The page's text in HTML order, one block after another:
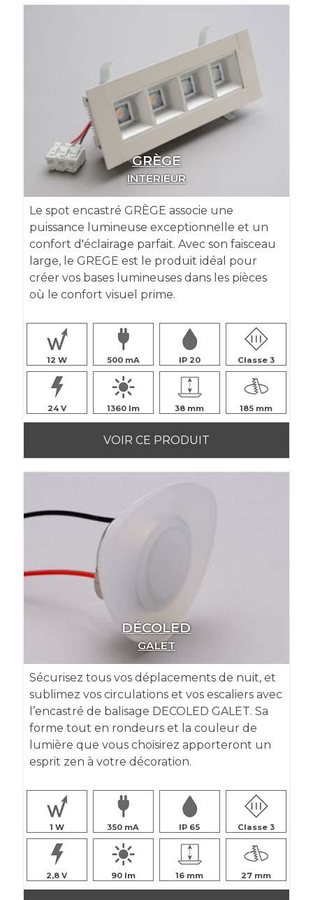
GRÈGE
INTÉRIEUR
Le spot encastré GRÈGE associe une
puissance lumineuse exceptionnelle et un
confort d'éclairage parfait. Avec son faisceau
large, le GREGE est le produit idéal pour
créer vos bases lumineuses dans les pièces
où le confort visuel prime.
12 500 IP 20 Classe 3
24 1360 38 185
VOIR CE PRODUIT
DÉCOLED
GALET
Sécurisez tous vos déplacements de nuit, et
sublimez vos circulations et vos escaliers avec
l’encastré de balisage DECOLED GALET. Sa
forme tout en rondeurs et la couleur de
lumière que vous choisirez apporteront un
esprit zen à votre décoration.
1 350 IP 65 Classe 3
2,8 90 16 27